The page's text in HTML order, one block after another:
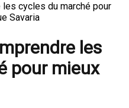
les cycles du marché pour
Savaria
les
pour mieux